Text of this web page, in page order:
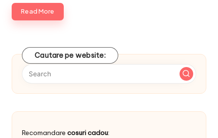
Read More
Cautare pe website:
Recomandare cosuri cadou: